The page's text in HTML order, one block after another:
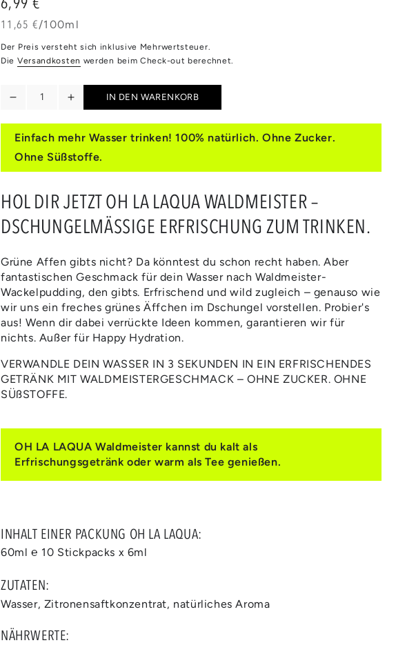
Regulärer
Preis
Stückpreis
11,65 €/
pro 100ml
Der Preis versteht sich inklusive Mehrwertsteuer.
Die Versandkosten werden beim Check-out berechnet.
Verringere
Menge
WALDMEISTER
Erhöhe
Menge
für
WALDMEISTER
IN DEN WARENKORB
Einfach mehr Wasser trinken! 100% natürlich. Ohne Zucker.
Ohne Süßstoffe.
HOL DIR JETZT OH LA LAQUA WALDMEISTER –
DSCHUNGELMÄSSIGE ERFRISCHUNG ZUM TRINKEN.
Grüne Affen gibts nicht? Da könntest du schon recht haben. Aber
fantastischen Geschmack für dein Wasser nach Waldmeister-
Wackelpudding, den gibts. Erfrischend und wild zugleich – genauso wie
wir uns ein freches grünes Äffchen im Dschungel vorstellen. Probier's
aus! Wenn dir dabei verrückte Ideen kommen, garantieren wir für
nichts. Außer für Happy Hydration.
VERWANDLE DEIN WASSER IN 3 SEKUNDEN IN EIN ERFRISCHENDES
GETRÄNK MIT WALDMEISTERGESCHMACK – OHNE ZUCKER. OHNE
SÜßSTOFFE.
OH LA LAQUA Waldmeister kannst du kalt als
Erfrischungsgetränk oder warm als Tee genießen.
INHALT EINER PACKUNG OH LA LAQUA:
60ml ℮ 10 Stickpacks x 6ml
ZUTATEN:
Wasser, Zitronensaftkonzentrat, natürliches Aroma
NÄHRWERTE: